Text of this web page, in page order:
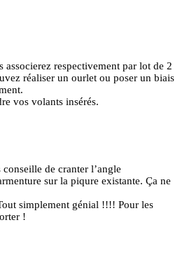
respectivement par lot de 2
réaliser un ourlet ou poser un biais
vos volants insérés.
de cranter l’angle
sur la piqure existante. Ça ne
simplement génial !!!! Pour les
!